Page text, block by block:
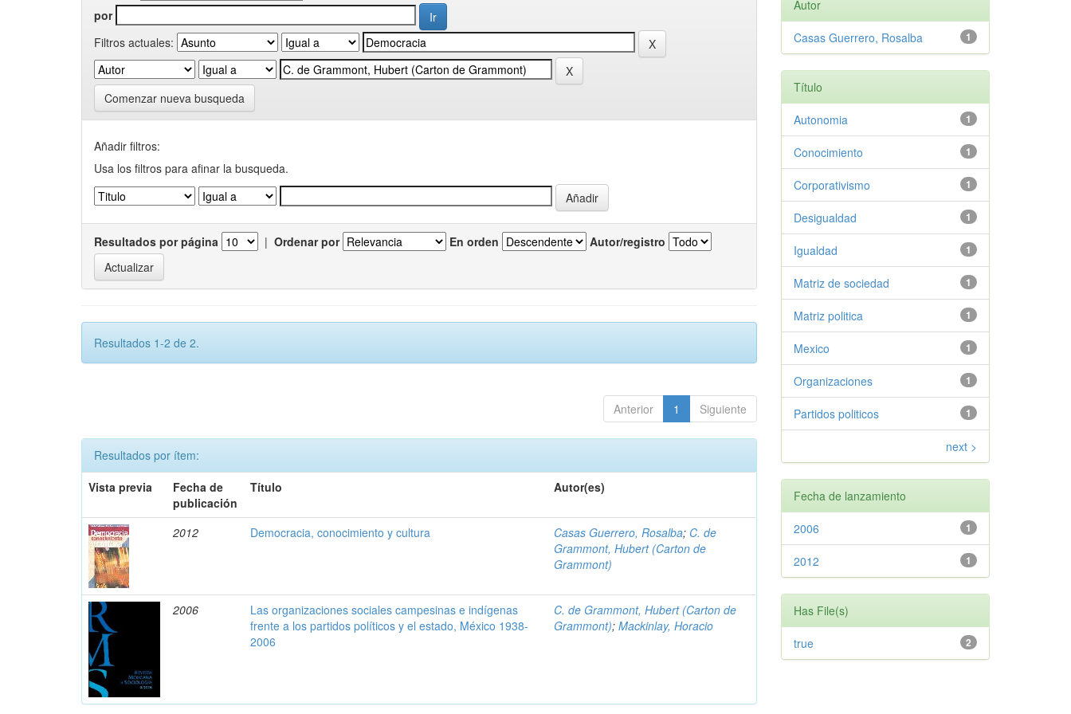
por
Filtros actuales:
Comenzar nueva busqueda
Añadir filtros:
Usa los filtros para afinar la busqueda.
Resultados por página | Ordenar por En orden Autor/registro
Resultados 1-2 de 2.
Anterior 1 Siguiente
Resultados por ítem:
Vista previa
Fecha de
publicación
Título Autor(es)
2012 Democracia, conocimiento y cultura Casas Guerrero, Rosalba; C. de
Grammont, Hubert (Carton de
Grammont)
2006
Las organizaciones sociales campesinas e indígenas
frente a los partidos políticos y el estado, México 1938-
2006
C. de Grammont, Hubert (Carton de
Grammont);Mackinlay, Horacio
Autor
1
Casas Guerrero, Rosalba
Título
1
Autonomia
1
Conocimiento
1
Corporativismo
1
Desigualdad
1
Igualdad
1
Matriz de sociedad
1
Matriz politica
1
Mexico
1
Organizaciones
1
Partidos politicos
next >
Fecha de lanzamiento
1
2006
1
2012
Has File(s)
2
true